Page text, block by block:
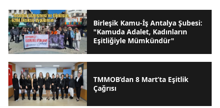
Birleşik Kamu-İş Antalya Şubesi:
"Kamuda Adalet, Kadınların
Eşitliğiyle Mümkündür"
TMMOB’dan 8 Mart’ta Eşitlik
Çağrısı